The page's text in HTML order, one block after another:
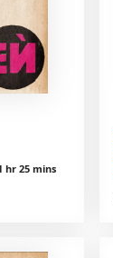
hr 25 mins